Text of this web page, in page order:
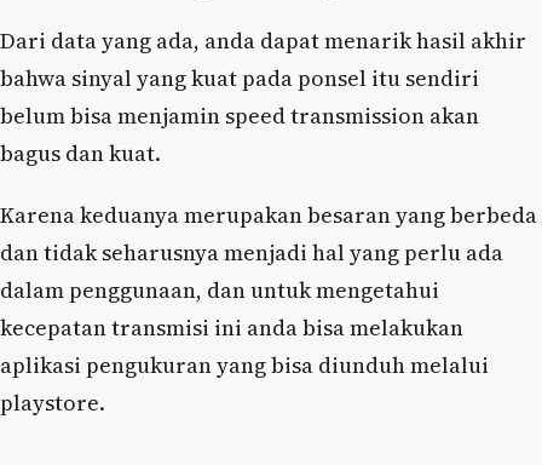
Dari data yang ada, anda dapat menarik hasil akhir
bahwa sinyal yang kuat pada ponsel itu sendiri
belum bisa menjamin speed transmission akan
bagus dan kuat.
Karena keduanya merupakan besaran yang berbeda
dan tidak seharusnya menjadi hal yang perlu ada
dalam penggunaan, dan untuk mengetahui
kecepatan transmisi ini anda bisa melakukan
aplikasi pengukuran yang bisa diunduh melalui
playstore.